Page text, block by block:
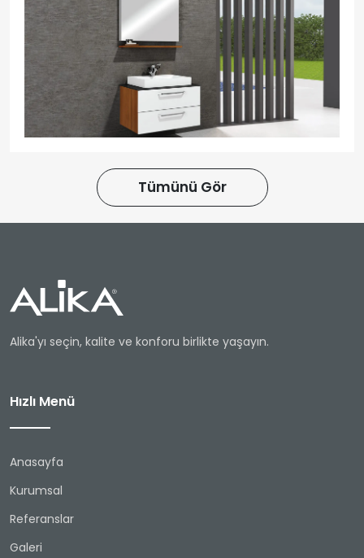
Tümünü Gör
Alika'yı seçin, kalite ve konforu birlikte yaşayın.
Hızlı Menü
Anasayfa
Kurumsal
Referanslar
Galeri